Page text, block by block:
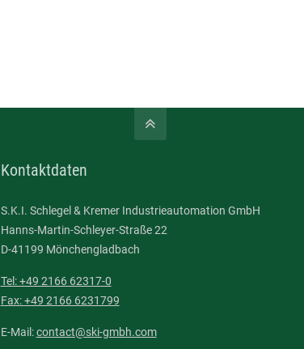
Kontaktdaten
S.K.I. Schlegel & Kremer Industrieautomation GmbH
Hanns-Martin-Schleyer-Straße 22
D-41199 Mönchengladbach
Tel: +49 2166 62317-0
Fax: +49 2166 6231799
E-Mail:contact@ski-gmbh.com